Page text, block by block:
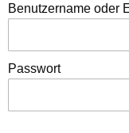
Benutzername oder
Passwort